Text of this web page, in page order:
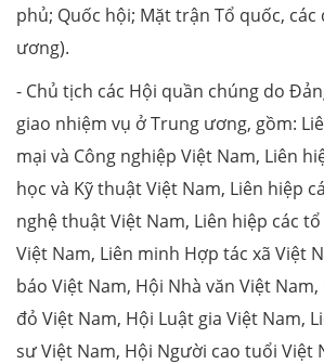
phủ; Quốc hội; Mặt trận Tổ quốc,
ương).
- Chủ tịch các Hội quần chúng do
giao nhiệm vụ ở Trung ương, gồm:
mại và Công nghiệp Việt Nam, Liên
học và Kỹ thuật Việt Nam, Liên hiệp
nghệ thuật Việt Nam, Liên hiệp các
Việt Nam, Liên minh Hợp tác xã Việt
báo Việt Nam, Hội Nhà văn Việt
đỏ Việt Nam, Hội Luật gia Việt Nam,
sư Việt Nam, Hội Người cao tuổi Việt